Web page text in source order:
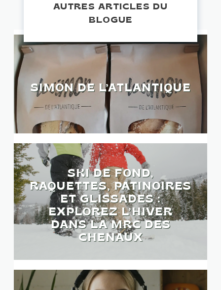
AUTRES ARTICLES DU
BLOGUE
SIMON DE L’ATLANTIQUE
SKI DE FOND,
RAQUETTES, PATINOIRES
ET GLISSADES :
EXPLOREZ L’HIVER
DANS LA MRC DES
CHENAUX